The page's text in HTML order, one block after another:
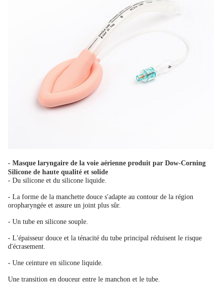
- Masque laryngaire de la voie aérienne produit par Dow-Corning
Silicone de haute qualité et solide
- Du silicone et du silicone liquide.
- La forme de la manchette douce s'adapte au contour de la région
oropharyngée et assure un joint plus sûr.
- Un tube en silicone souple.
- L'épaisseur douce et la ténacité du tube principal réduisent le risque
d'écrasement.
- Une ceinture en silicone liquide.
Une transition en douceur entre le manchon et le tube.